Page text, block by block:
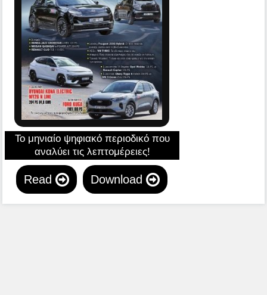
Το μηνιαίο ψηφιακό περιοδικό που
αναλύει τις λεπτομέρειες!
Read Download